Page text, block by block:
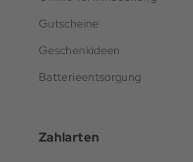
Gutscheine
Geschenkideen
Batterieentsorgung
Zahlarten